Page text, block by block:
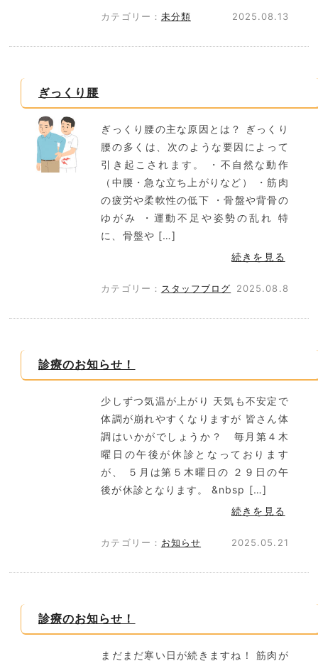
2025.08.13
カテゴリー： 未分類
ぎっくり腰
ぎっくり腰の主な原因とは？ ぎっくり
腰の多くは、次のような要因によって
引き起こされます。 ・不自然な動作
（中腰・急な立ち上がりなど） ・筋肉
の疲労や柔軟性の低下 ・骨盤や背骨の
ゆがみ ・運動不足や姿勢の乱れ 特
に、骨盤や […]
続きを見る
2025.08.8
カテゴリー： スタッフブログ
診療のお知らせ！
少しずつ気温が上がり 天気も不安定で
体調が崩れやすくなりますが 皆さん体
調はいかがでしょうか？ 毎月第４木
曜日の午後が休診となっております
が、 ５月は第５木曜日の ２９日の午
後が休診となります。 &nbsp […]
続きを見る
2025.05.21
カテゴリー： お知らせ
診療のお知らせ！
まだまだ寒い日が続きますね！ 筋肉が